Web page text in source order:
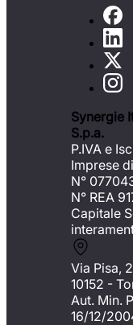
Synergie
S.p.a.
P.IVA e
Imprese
N°
N° REA
Capitale
Via Pisa,
10152 -
Aut. Min.
16/12/